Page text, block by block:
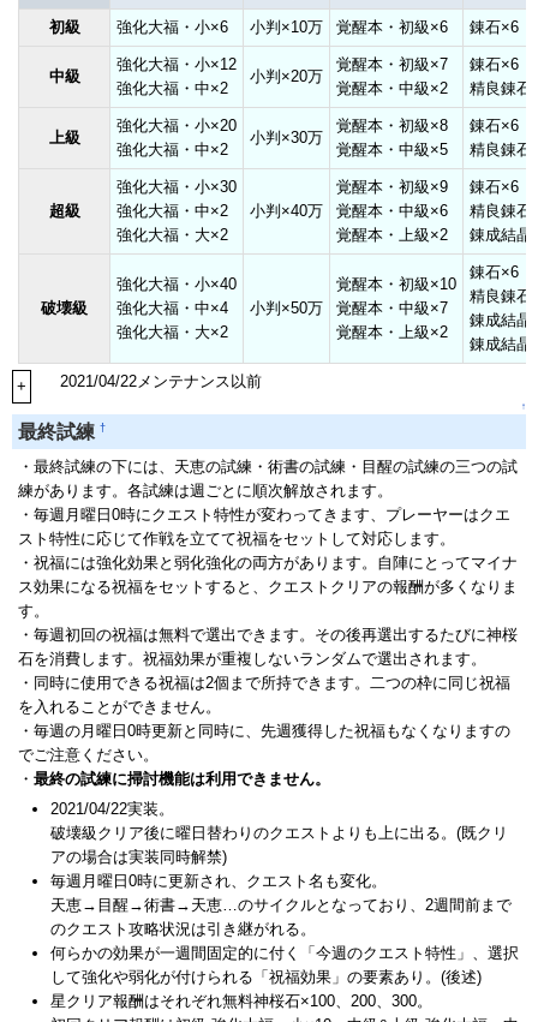
初級 強化大福・小×6 小判×10万 覚醒本・初級×6 錬石×6
中級
強化大福・小×12
強化大福・中×2
小判×20万
覚醒本・初級×7
覚醒本・中級×2
錬石×6
精良錬石
上級
強化大福・小×20
強化大福・中×2
小判×30万
覚醒本・初級×8
覚醒本・中級×5
錬石×6
精良錬石
超級
強化大福・小×30
強化大福・中×2
強化大福・大×2
小判×40万
覚醒本・初級×9
覚醒本・中級×6
覚醒本・上級×2
錬石×6
精良錬石
錬成結晶
破壊級
強化大福・小×40
強化大福・中×4
強化大福・大×2
小判×50万
覚醒本・初級×10
覚醒本・中級×7
覚醒本・上級×2
錬石×6
精良錬石
錬成結晶
錬成結晶
+ 2021/04/22メンテナンス以前
↑
最終試練 †
・最終試練の下には、天恵の試練・術書の試練・目醒の試練の三つの試
練があります。各試練は週ごとに順次解放されます。
・毎週月曜日0時にクエスト特性が変わってきます、プレーヤーはクエ
スト特性に応じて作戦を立てて祝福をセットして対応します。
・祝福には強化効果と弱化強化の両方があります。自陣にとってマイナ
ス効果になる祝福をセットすると、クエストクリアの報酬が多くなりま
す。
・毎週初回の祝福は無料で選出できます。その後再選出するたびに神桜
石を消費します。祝福効果が重複しないランダムで選出されます。
・同時に使用できる祝福は2個まで所持できます。二つの枠に同じ祝福
を入れることができません。
・毎週の月曜日0時更新と同時に、先週獲得した祝福もなくなりますの
でご注意ください。
・ 最終の試練に掃討機能は利用できません。
2021/04/22実装。
破壊級クリア後に曜日替わりのクエストよりも上に出る。(既クリ
アの場合は実装同時解禁)
毎週月曜日0時に更新され、クエスト名も変化。
天恵→目醒→術書→天恵…のサイクルとなっており、2週間前まで
のクエスト攻略状況は引き継がれる。
何らかの効果が一週間固定的に付く「今週のクエスト特性」、選択
して強化や弱化が付けられる「祝福効果」の要素あり。(後述)
星クリア報酬はそれぞれ無料神桜石×100、200、300。